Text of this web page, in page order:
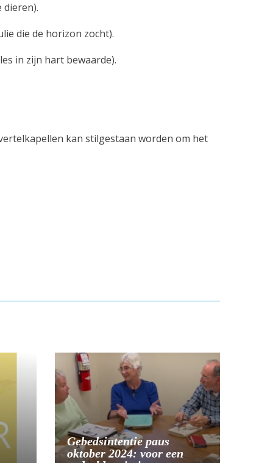
dieren).
die de horizon zocht).
in zijn hart bewaarde).
kan stilgestaan worden om het
Gebedsintentie paus
oktober 2024: voor een